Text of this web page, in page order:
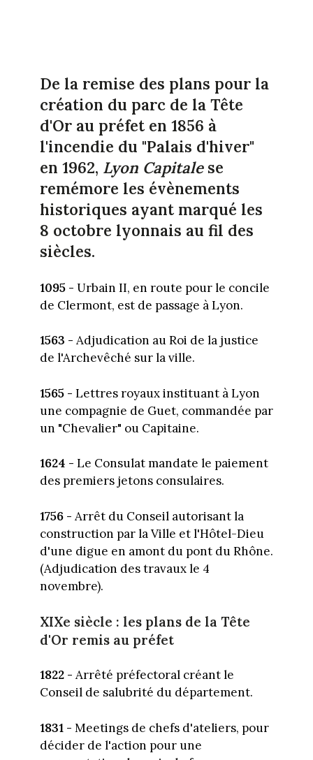
De la remise des plans pour la
création du parc de la Tête
d'Or au préfet en 1856 à
l'incendie du "Palais d'hiver"
en 1962, Lyon Capitalese
remémore les évènements
historiques ayant marqué les
8 octobre lyonnais au fil des
siècles.
1095 - Urbain II, en route pour le concile
de Clermont, est de passage à Lyon.
1563 - Adjudication au Roi de la justice
de l'Archevêché sur la ville.
1565 - Lettres royaux instituant à Lyon
une compagnie de Guet, commandée par
un "Chevalier" ou Capitaine.
1624 - Le Consulat mandate le paiement
des premiers jetons consulaires.
1756 - Arrêt du Conseil autorisant la
construction par la Ville et l'Hôtel-Dieu
d'une digue en amont du pont du Rhône.
(Adjudication des travaux le 4
novembre).
XIXe siècle : les plans de la Tête
d'Or remis au préfet
1822 - Arrêté préfectoral créant le
Conseil de salubrité du département.
1831 - Meetings de chefs d'ateliers, pour
décider de l'action pour une